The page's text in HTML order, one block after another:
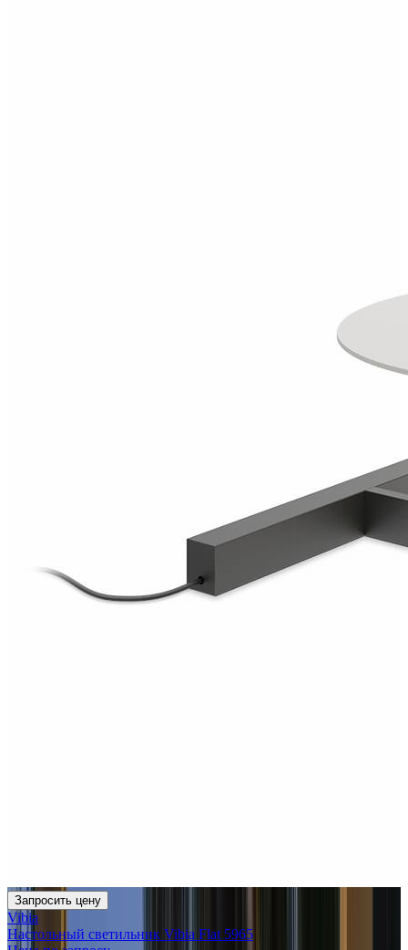
Запросить цену
Vibia
Настольный светильник Vibia Flat 5965